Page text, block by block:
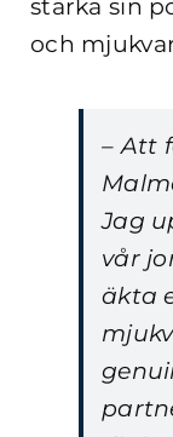
stärka sin
och
– Att
Jag
vår
äkta